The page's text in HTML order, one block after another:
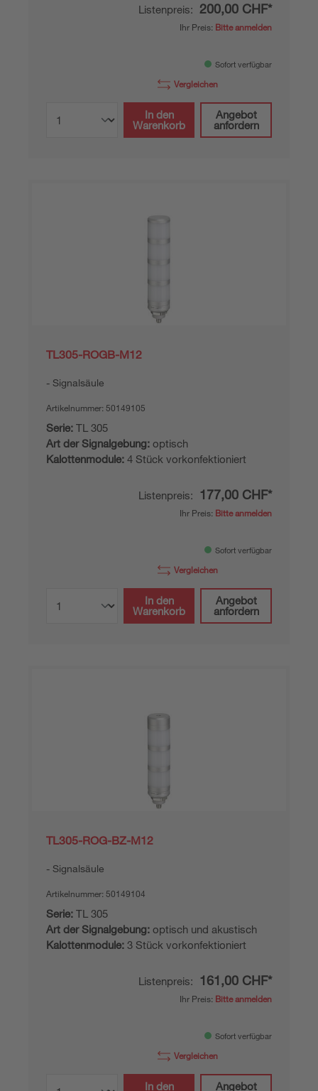
Listenpreis: 200,00 CHF*
Ihr Preis: Bitte anmelden
Sofort verfügbar
Vergleichen
In den
Warenkorb
Angebot
anfordern
TL305-ROGB-M12
Signalsäule
Artikelnummer: 50149105
Serie: TL 305
Art der Signalgebung: optisch
Kalottenmodule: 4 Stück vorkonfektioniert
Listenpreis: 177,00 CHF*
Ihr Preis: Bitte anmelden
Sofort verfügbar
Vergleichen
In den
Warenkorb
Angebot
anfordern
TL305-ROG-BZ-M12
Signalsäule
Artikelnummer: 50149104
Serie: TL 305
Art der Signalgebung: optisch und akustisch
Kalottenmodule: 3 Stück vorkonfektioniert
Listenpreis: 161,00 CHF*
Ihr Preis: Bitte anmelden
Sofort verfügbar
Vergleichen
In den
Angebot